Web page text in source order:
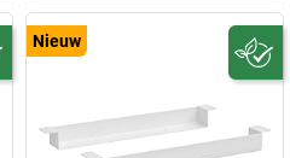
Nieuw